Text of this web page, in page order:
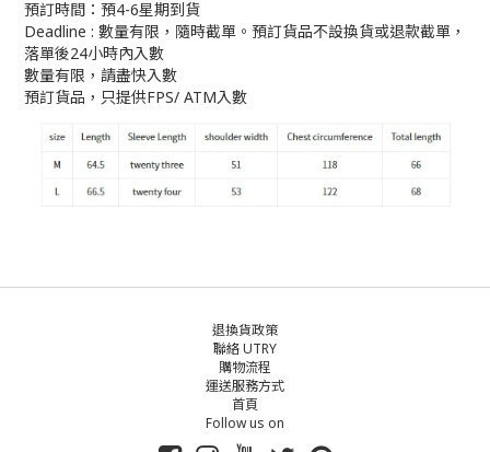
預訂時間：預4-6星期到貨
Deadline : 數量有限，隨時截單。預訂貨品不設換貨或退款截單，
落單後24小時內入數
數量有限，請盡快入數
預訂貨品，只提供FPS/ ATM入數
退換貨政策
聯絡 UTRY
購物流程
運送服務方式
首頁
Follow us on